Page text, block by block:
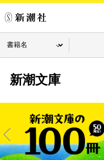
新潮文庫
Pre